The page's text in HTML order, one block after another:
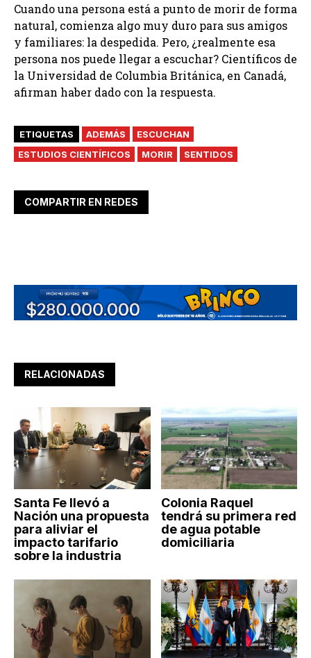
Cuando una persona está a punto de morir de forma
natural, comienza algo muy duro para sus amigos
y familiares: la despedida. Pero, ¿realmente esa
persona nos puede llegar a escuchar? Científicos de
la Universidad de Columbia Británica, en Canadá,
afirman haber dado con la respuesta.
ETIQUETAS ADEMÁS
ESCUCHAN
ESTUDIOS CIENTÍFICOS
MORIR SENTIDOS
COMPARTIR EN REDES
RELACIONADAS
Santa Fe llevó a
Nación una propuesta
para aliviar el
impacto tarifario
sobre la industria
Colonia Raquel
tendrá su primera red
de agua potable
domiciliaria